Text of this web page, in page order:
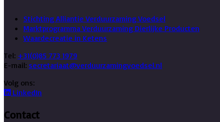
Stichting Alliantie Verduurzaming Voedsel
Marktprogramma Verduurzaming Dierlijke Producten
Waardecreatie in Ketens
Tel: +31(0)85 773 1979
E-mail: secretariaat@verduurzamingvoedsel.nl
Volg ons:
LinkedIn
Contact